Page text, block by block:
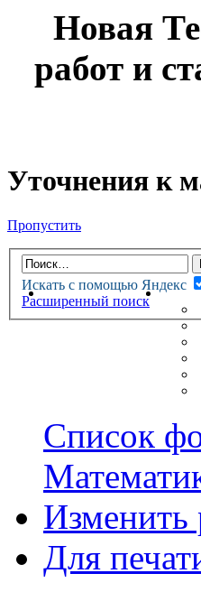
Новая
работ и
Уточнения к
Пропустить
Искать с помощью Яндекс
Расширенный поиск
НОВАЯ ТЕОРИЯ
Список
Изменить
Для